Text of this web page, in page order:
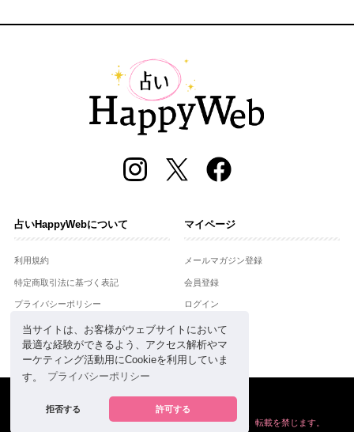
当サイトは、お客様がウェブサイトにおいて
最適な経験ができるよう、アクセス解析やマ
ーケティング活動用にCookieを利用していま
す。
プライバシーポリシー
拒否する 許可する
占いHappyWebについて
利用規約
特定商取引法に基づく表記
プライバシーポリシー
運営会社
お問合せ
マイページ
メールマガジン登録
会員登録
ログイン
powered by
掲載の情報や画像など、すべてのコンテンツの無断複写、転載を禁じます。